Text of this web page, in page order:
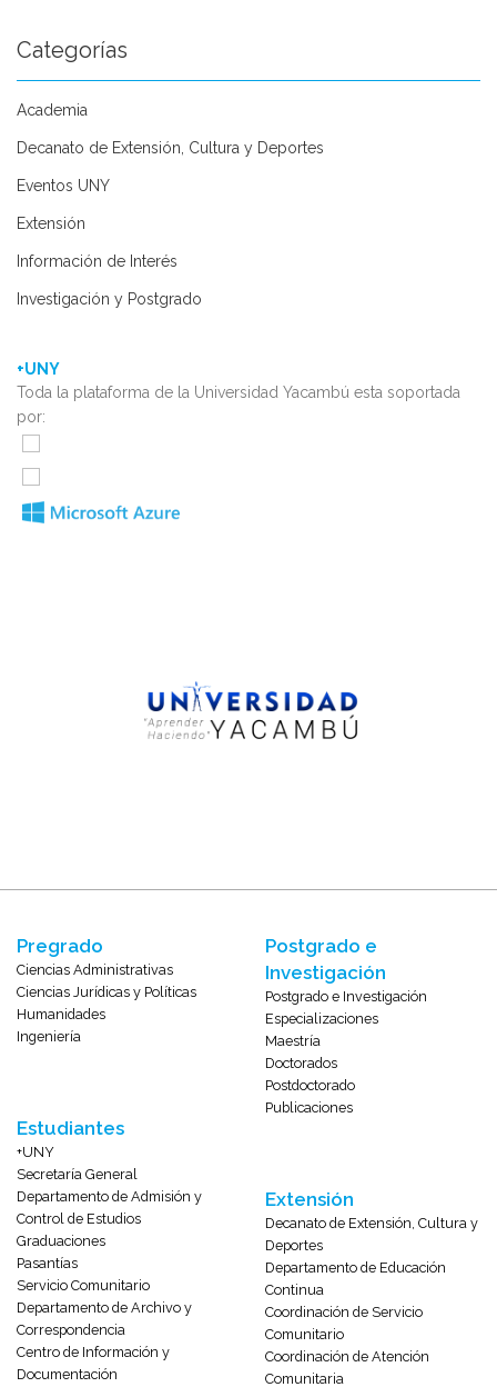
Categorías
Academia
Decanato de Extensión, Cultura y Deportes
Eventos UNY
Extensión
Información de Interés
Investigación y Postgrado
+UNY
Toda la plataforma de la Universidad Yacambú esta soportada
por:
Pregrado
Ciencias Administrativas
Ciencias Jurídicas y Políticas
Humanidades
Ingeniería
Estudiantes
+UNY
Secretaría General
Departamento de Admisión y
Control de Estudios
Graduaciones
Pasantías
Servicio Comunitario
Departamento de Archivo y
Correspondencia
Centro de Información y
Documentación
Postgrado e
Investigación
Postgrado e Investigación
Especializaciones
Maestría
Doctorados
Postdoctorado
Publicaciones
Extensión
Decanato de Extensión, Cultura y
Deportes
Departamento de Educación
Continua
Coordinación de Servicio
Comunitario
Coordinación de Atención
Comunitaria